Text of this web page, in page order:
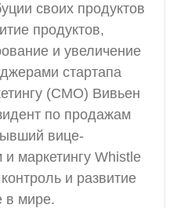
своих продуктов
продуктов,
и увеличение
стартапа
(CMO) Вивьен
по продажам
вице-
маркетингу Whistle
и развитие
в мире.